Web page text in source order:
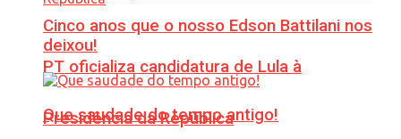
PT oficializa candidatura de Lula à
Presidência da República
Cinco anos que o nosso Edson Battilani nos
deixou!
Que saudade do tempo antigo!